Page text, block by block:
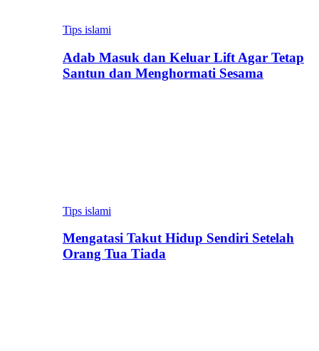
Tips islami
Adab Masuk dan Keluar Lift Agar Tetap
Santun dan Menghormati Sesama
Tips islami
Mengatasi Takut Hidup Sendiri Setelah
Orang Tua Tiada